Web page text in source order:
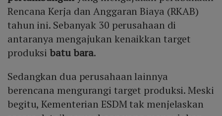
Rencana Kerja dan Anggaran Biaya (RKAB)
tahun ini. Sebanyak 30 perusahaan di
antaranya mengajukan kenaikkan target
produksibatu bara.
Sedangkan dua perusahaan lainnya
berencana mengurangi target produksi. Meski
begitu, Kementerian ESDM tak menjelaskan